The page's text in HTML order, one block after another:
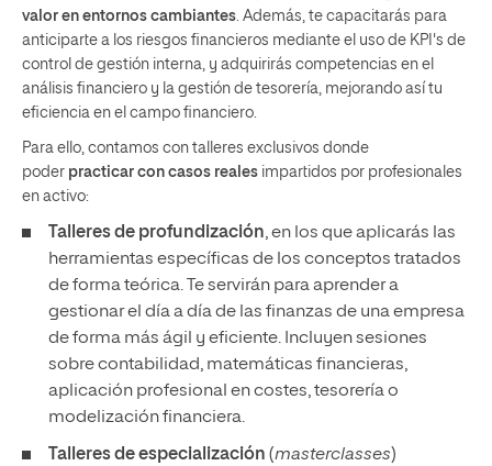
valor en entornos cambiantes. Además, te capacitarás para
anticiparte a los riesgos financieros mediante el uso de KPI's de
control de gestión interna, y adquirirás competencias en el
análisis financiero y la gestión de tesorería, mejorando así tu
eficiencia en el campo financiero.
Para ello, contamos con talleres exclusivos donde
poder practicar con casos reales impartidos por profesionales
en activo:
Talleres de profundización, en los que aplicarás las
herramientas específicas de los conceptos tratados
de forma teórica. Te servirán para aprender a
gestionar el día a día de las finanzas de una empresa
de forma más ágil y eficiente. Incluyen sesiones
sobre contabilidad, matemáticas financieras,
aplicación profesional en costes, tesorería o
modelización financiera.
Talleres de especialización (masterclasses)